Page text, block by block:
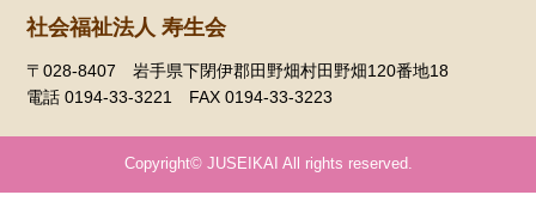
社会福祉法人 寿生会
〒028-8407 岩手県下閉伊郡田野畑村田野畑120番地18
電話 0194-33-3221 FAX 0194-33-3223
Copyright© JUSEIKAI All rights reserved.